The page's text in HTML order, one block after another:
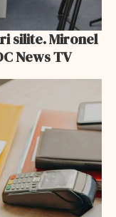
News TV